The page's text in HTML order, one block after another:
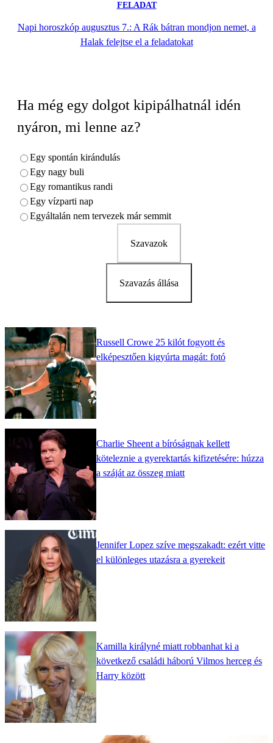
FELADAT
Napi horoszkóp augusztus 7.: A Rák bátran mondjon nemet, a
Halak felejtse el a feladatokat
Ha még egy dolgot kipipálhatnál idén
nyáron, mi lenne az?
Egy spontán kirándulás
Egy nagy buli
Egy romantikus randi
Egy vízparti nap
Egyáltalán nem tervezek már semmit
Szavazok
Szavazás állása
Russell Crowe 25 kilót fogyott és
elképesztően kigyúrta magát: fotó
Charlie Sheent a bíróságnak kellett
köteleznie a gyerektartás kifizetésére: húzza
a száját az összeg miatt
Jennifer Lopez szíve megszakadt: ezért vitte
el különleges utazásra a gyerekeit
Kamilla királyné miatt robbanhat ki a
következő családi háború Vilmos herceg és
Harry között